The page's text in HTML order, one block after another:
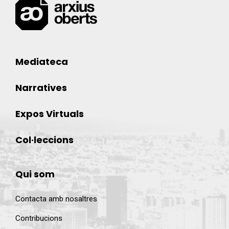
Mediateca
Narratives
Expos Virtuals
Col·leccions
Qui som
Contacta amb nosaltres
Contribucions